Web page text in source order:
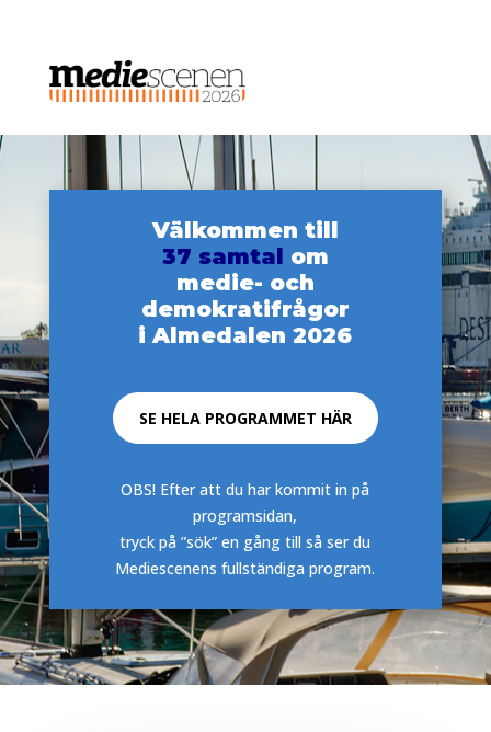
Välkommen till
37 samtal om
medie- och
demokratifrågor
i Almedalen 2026
SE HELA PROGRAMMET HÄR
OBS! Efter att du har kommit in på
programsidan,
tryck på ”sök” en gång till så ser du
Mediescenens fullständiga program.